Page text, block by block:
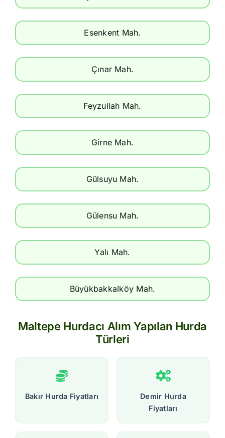
Esenkent Mah.
Çınar Mah.
Feyzullah Mah.
Girne Mah.
Gülsuyu Mah.
Gülensu Mah.
Yalı Mah.
Büyükbakkalköy Mah.
Maltepe Hurdacı Alım Yapılan Hurda
Türleri
Bakır Hurda Fiyatları
Demir Hurda
Fiyatları